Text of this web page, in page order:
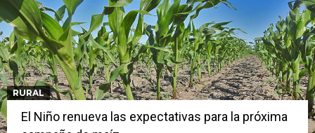
RURAL
El Niño renueva las expectativas para la próxima